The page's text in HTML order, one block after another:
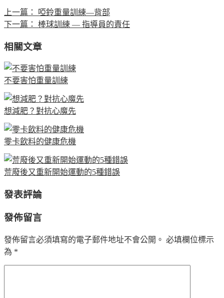
上一篇：
啞鈴重量訓練—背部
下一篇：
棒球訓練 — 指導員的責任
相關文章
不要害怕重量訓練
想減肥？對抗心魔先
零卡飲料的健康危機
荒廢後又重新開始運動的5種錯誤
發表評論
發佈留言
發佈留言必須填寫的電子郵件地址不會公開。 必填欄位標示
為 *